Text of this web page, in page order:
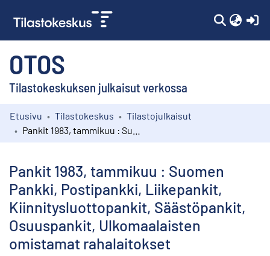
OTOS
Tilastokeskuksen julkaisut verkossa
Kokoelmat
Etusivu Tilastokeskus
Tilastojulkaisut
Pankit 1983, tammikuu : Suomen
Pankki, Postipankki, Liikepankit,
Kiinnitysluottopankit, Säästöpankit,
Osuuspankit, Ulkomaalaisten
omistamat rahalaitokset